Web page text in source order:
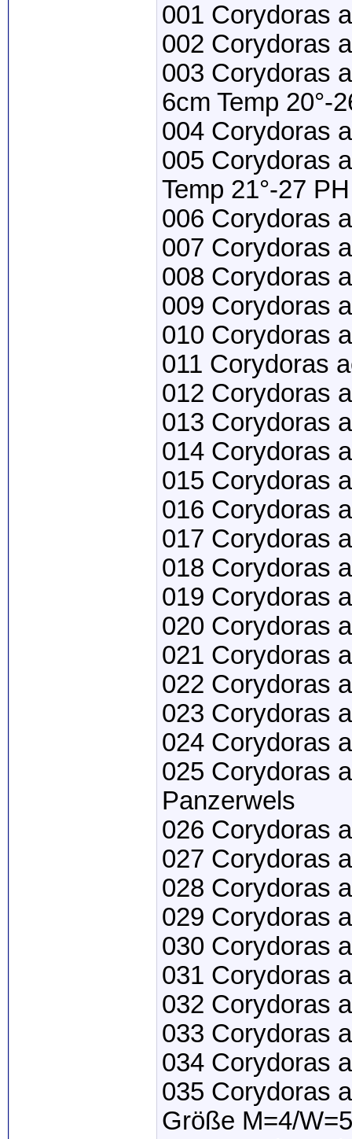
001 Corydoras
002 Corydoras
003 Corydoras
6cm Temp 20°-
004 Corydoras
005 Corydoras
Temp 21°-27
006 Corydoras
007 Corydoras
008 Corydoras
009 Corydoras
010 Corydoras
011 Corydoras
012 Corydoras
013 Corydoras
014 Corydoras
015 Corydoras
016 Corydoras
017 Corydoras
018 Corydoras
019 Corydoras
020 Corydoras
021 Corydoras
022 Corydoras
023 Corydoras
024 Corydoras
025 Corydoras
Panzerwels
026 Corydoras
027 Corydoras
028 Corydoras
029 Corydoras
030 Corydoras
031 Corydoras
032 Corydoras
033 Corydoras
034 Corydoras
035 Corydoras
Größe M=4/